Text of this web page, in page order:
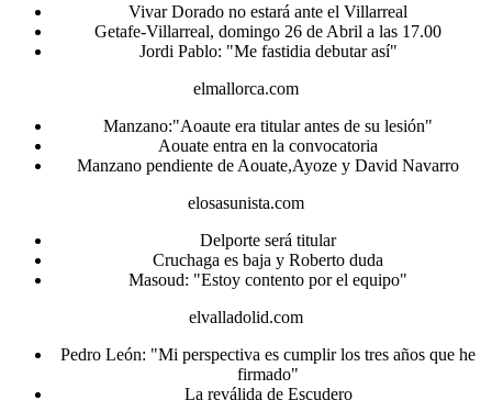
Vivar Dorado no estará ante el Villarreal
Getafe-Villarreal, domingo 26 de Abril a las 17.00
Jordi Pablo: "Me fastidia debutar así"
elmallorca.com
Manzano:"Aoaute era titular antes de su lesión"
Aouate entra en la convocatoria
Manzano pendiente de Aouate,Ayoze y David Navarro
elosasunista.com
Delporte será titular
Cruchaga es baja y Roberto duda
Masoud: "Estoy contento por el equipo"
elvalladolid.com
Pedro León: "Mi perspectiva es cumplir los tres años que he
firmado"
La reválida de Escudero